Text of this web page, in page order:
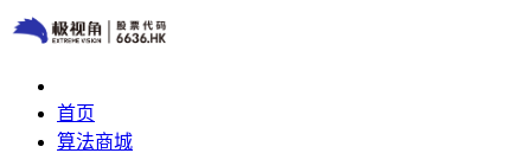
首页
算法商城